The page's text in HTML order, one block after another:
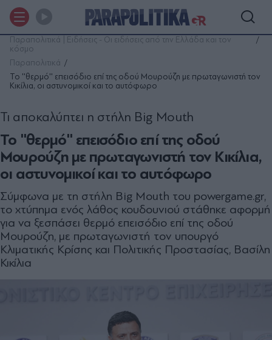
Παραπολιτικά | Ειδήσεις - Οι ειδήσεις από την Ελλάδα και τον
κόσμο
Παραπολιτικά
Το ''θερμό'' επεισόδιο επί της οδού Μουρούζη με πρωταγωνιστή τον
Κικίλια, οι αστυνομικοί και το αυτόφωρο
Το ''θερμό'' επεισόδιο επί της οδού
Μουρούζη με πρωταγωνιστή τον Κικίλια,
οι αστυνομικοί και το αυτόφωρο
Τι αποκαλύπτει η στήλη Big Mouth
Σύμφωνα με τη στήλη Big Mouth του powergame.gr,
το χτύπημα ενός λάθος κουδουνιού στάθηκε αφορμή
για να ξεσπάσει θερμό επεισόδιο επί της οδού
Μουρούζη, με πρωταγωνιστή τον υπουργό
Κλιματικής Κρίσης και Πολιτικής Προστασίας, Βασίλη
Κικίλια